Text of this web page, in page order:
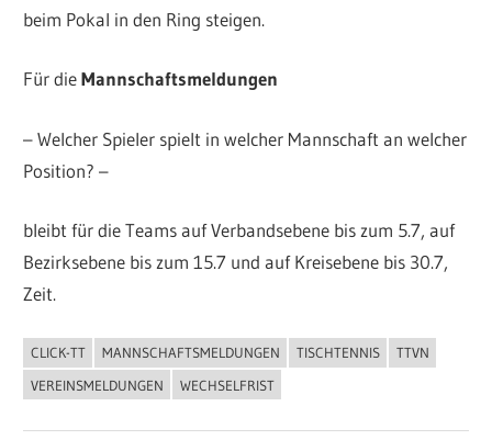
beim Pokal in den Ring steigen.
Für dieMannschaftsmeldungen
– Welcher Spieler spielt in welcher Mannschaft an welcher
Position? –
bleibt für die Teams auf Verbandsebene bis zum 5.7, auf
Bezirksebene bis zum 15.7 und auf Kreisebene bis 30.7,
Zeit.
ALLGEMEIN
CLICK-TT MANNSCHAFTSMELDUNGEN TISCHTENNIS
TTVN
VEREINSMELDUNGEN
WECHSELFRIST